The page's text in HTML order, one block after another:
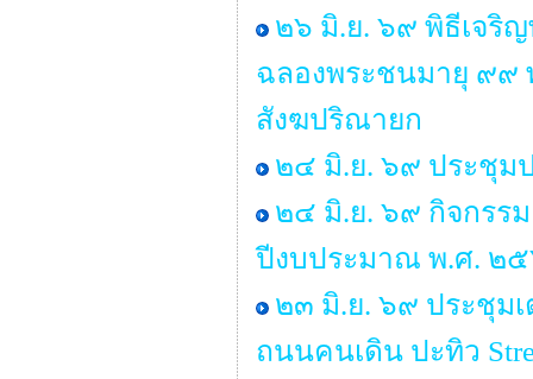
๒๖ มิ.ย. ๖๙ พิธีเจริ
ฉลองพระชนมายุ ๙๙
สังฆปริณายก
๒๔ มิ.ย. ๖๙ ประชุม
๒๔ มิ.ย. ๖๙ กิจกรรม
ปีงบประมาณ พ.ศ. ๒
๒๓ มิ.ย. ๖๙ ประชุม
ถนนคนเดิน ปะทิว